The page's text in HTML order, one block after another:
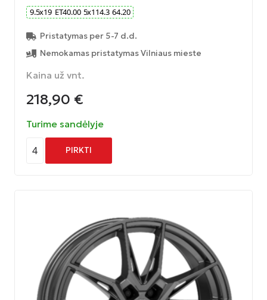
9.5x19 ET40.00 5x114.3 64.20
Pristatymas per 5-7 d.d.
Nemokamas pristatymas Vilniaus mieste
Kaina už vnt.
218,90 €
Turime sandėlyje
4 PIRKTI